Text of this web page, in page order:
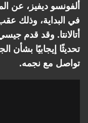
ألفونسو ديفيز، عن
في البداية، وذلك
أتالانتا. وقد قدم
تحديثًا إيجابيًا بشأن
تواصل مع نجمه.